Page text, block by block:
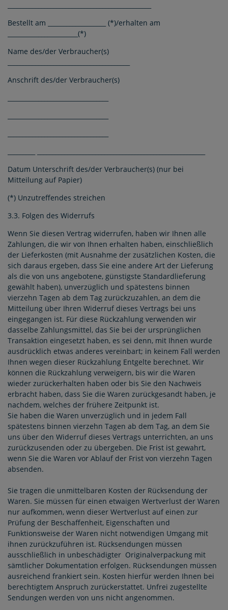
Bestellt am ___________________ (*)/erhalten am
_______________________(*)
Name des/der Verbraucher(s)
Anschrift des/der Verbraucher(s)
Datum Unterschrift des/der Verbraucher(s) (nur bei
Mitteilung auf Papier)
(*) Unzutreffendes streichen
3.3. Folgen des Widerrufs
Wenn Sie diesen Vertrag widerrufen, haben wir Ihnen alle
Zahlungen, die wir von Ihnen erhalten haben, einschließlich
der Lieferkosten (mit Ausnahme der zusätzlichen Kosten, die
sich daraus ergeben, dass Sie eine andere Art der Lieferung
als die von uns angebotene, günstigste Standardlieferung
gewählt haben), unverzüglich und spätestens binnen
vierzehn Tagen ab dem Tag zurückzuzahlen, an dem die
Mitteilung über Ihren Widerruf dieses Vertrags bei uns
eingegangen ist. Für diese Rückzahlung verwenden wir
dasselbe Zahlungsmittel, das Sie bei der ursprünglichen
Transaktion eingesetzt haben, es sei denn, mit Ihnen wurde
ausdrücklich etwas anderes vereinbart; in keinem Fall werden
Ihnen wegen dieser Rückzahlung Entgelte berechnet. Wir
können die Rückzahlung verweigern, bis wir die Waren
wieder zurückerhalten haben oder bis Sie den Nachweis
erbracht haben, dass Sie die Waren zurückgesandt haben, je
nachdem, welches der frühere Zeitpunkt ist.
Sie haben die Waren unverzüglich und in jedem Fall
spätestens binnen vierzehn Tagen ab dem Tag, an dem Sie
uns über den Widerruf dieses Vertrags unterrichten, an uns
zurückzusenden oder zu übergeben. Die Frist ist gewahrt,
wenn Sie die Waren vor Ablauf der Frist von vierzehn Tagen
absenden.
Sie tragen die unmittelbaren Kosten der Rücksendung der
Waren. Sie müssen für einen etwaigen Wertverlust der Waren
nur aufkommen, wenn dieser Wertverlust auf einen zur
Prüfung der Beschaffenheit, Eigenschaften und
Funktionsweise der Waren nicht notwendigen Umgang mit
ihnen zurückzuführen ist. Rücksendungen müssen
ausschließlich in unbeschädigter Originalverpackung mit
sämtlicher Dokumentation erfolgen. Rücksendungen müssen
ausreichend frankiert sein. Kosten hierfür werden Ihnen bei
berechtigtem Anspruch zurückerstattet. Unfrei zugestellte
Sendungen werden von uns nicht angenommen.